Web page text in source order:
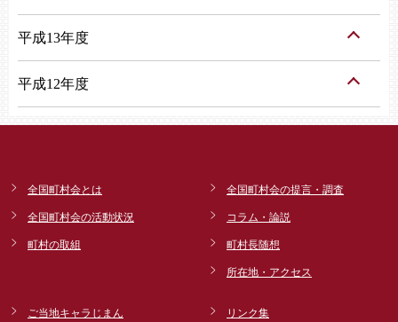
平成13年度
平成12年度
全国町村会とは
全国町村会の活動状況
町村の取組
全国町村会の提言・調査
コラム・論説
町村長随想
所在地・アクセス
ご当地キャラじまん リンク集